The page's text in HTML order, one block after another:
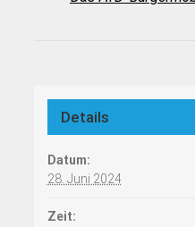
Details
Datum:
28. Juni 2024
Zeit: